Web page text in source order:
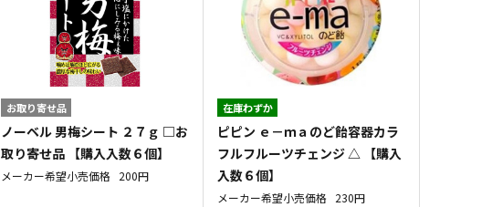
お取り寄せ品
ノーベル 男梅シート ２７ｇ □お
取り寄せ品 【購入入数６個】
メーカー希望小売価格 200円
在庫わずか
ピピン ｅ－ｍａのど飴容器カラ
フルフルーツチェンジ △ 【購入
入数６個】
メーカー希望小売価格 230円